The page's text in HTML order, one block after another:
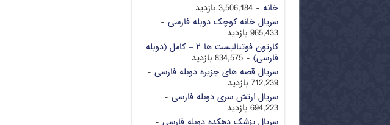
خانه - 3,506,184 بازدید
سریال خانه کوچک دوبله فارسی -
965,433 بازدید
کارتون فوتبالیست ها ۲ – کامل (دوبله
فارسی) - 834,575 بازدید
سریال قصه های جزیره دوبله فارسی -
712,239 بازدید
سریال ارتش سری دوبله فارسی -
694,223 بازدید